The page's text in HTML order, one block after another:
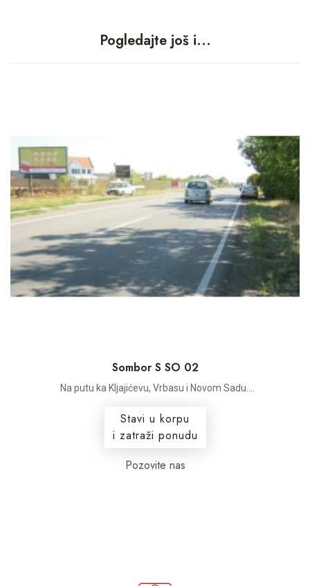
Pogledajte još i...
Sombor S SO 02
Na putu ka Kljajićevu, Vrbasu i Novom Sadu....
Stavi u korpu
i zatraži ponudu
Pozovite nas